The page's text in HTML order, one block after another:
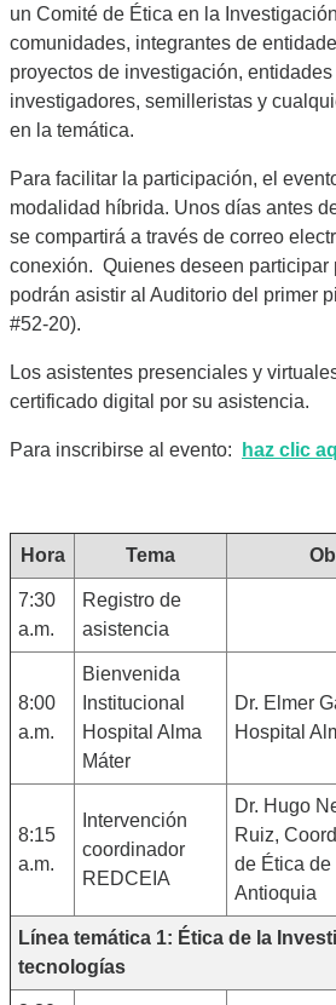
un Comité de Ética en la
comunidades, integrantes de
proyectos de investigación,
investigadores, semilleristas y
en la temática.
Para facilitar la participación, el
modalidad híbrida. Unos días antes
se compartirá a través de correo
conexión. Quienes deseen participar
podrán asistir al Auditorio del primer
#52-20).
Los asistentes presenciales y
certificado digital por su asistencia.
Para inscribirse al evento: haz clic
Hora Tema
7:30
a.m.
Registro de
asistencia
8:00
a.m.
Bienvenida
Institucional
Hospital Alma
Máter
Dr. Elmer
Hospital
8:15
a.m.
Intervención
coordinador
REDCEIA
Dr. Hugo
Ruiz,
de Ética
Antioquia
Línea temática 1: Ética de la
tecnologías